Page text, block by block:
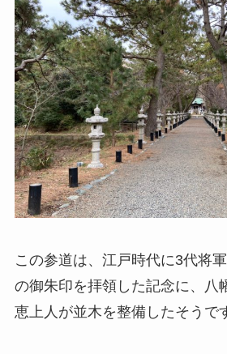
この参道は、江戸時代に3代将
の御朱印を拝領した記念に、八
恵上人が並木を整備したそうで